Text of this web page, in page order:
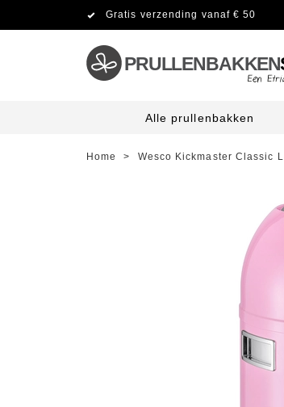
Gratis verzending vanaf € 50
PRULLENBAKKEN
Alle prullenbakken
Home > Wesco Kickmaster Classic